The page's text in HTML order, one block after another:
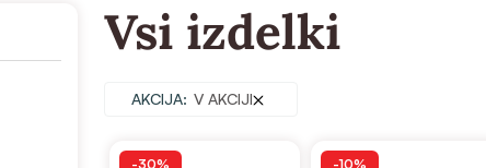
Vsi izdelki
AKCIJA V AKCIJI
-30% -10%